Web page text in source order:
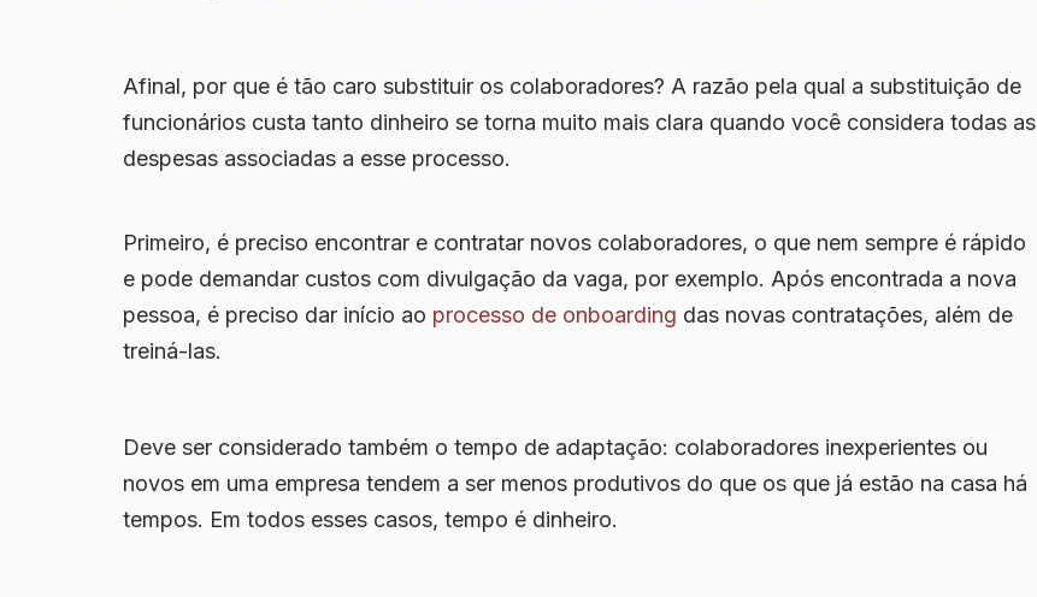
Afinal, por que é tão caro substituir os colaboradores? A razão pela qual a substituição de
funcionários custa tanto dinheiro se torna muito mais clara quando você considera todas as
despesas associadas a esse processo.
Primeiro, é preciso encontrar e contratar novos colaboradores, o que nem sempre é rápido
e pode demandar custos com divulgação da vaga, por exemplo. Após encontrada a nova
pessoa, é preciso dar início ao processo de onboarding das novas contratações, além de
treiná-las.
Deve ser considerado também o tempo de adaptação: colaboradores inexperientes ou
novos em uma empresa tendem a ser menos produtivos do que os que já estão na casa há
tempos. Em todos esses casos, tempo é dinheiro.